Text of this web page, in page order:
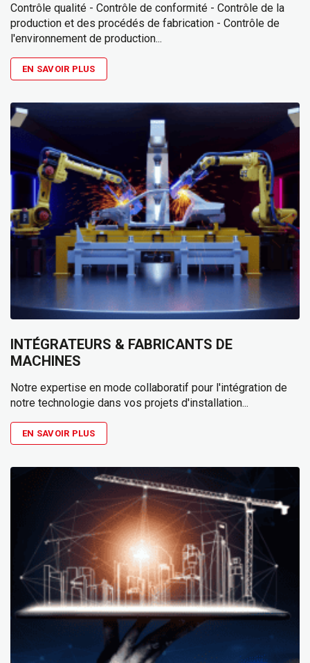
Contrôle qualité - Contrôle de conformité - Contrôle de la
production et des procédés de fabrication - Contrôle de
l'environnement de production...
EN SAVOIR PLUS
INTÉGRATEURS & FABRICANTS DE
MACHINES
Notre expertise en mode collaboratif pour l'intégration de
notre technologie dans vos projets d'installation...
EN SAVOIR PLUS